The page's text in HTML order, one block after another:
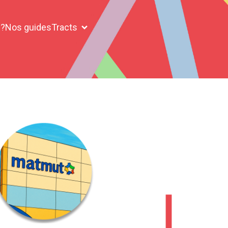
Nos guidesTracts